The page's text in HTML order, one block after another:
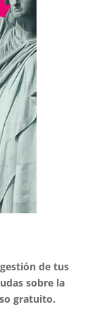
de tus
sobre la
gratuito.